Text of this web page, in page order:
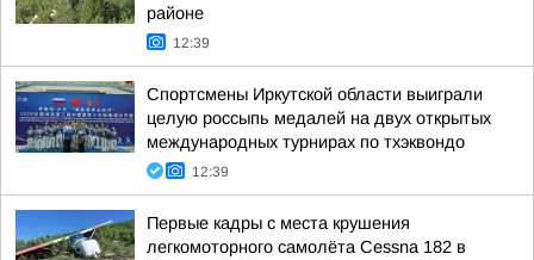
районе
12:39
Спортсмены Иркутской области выиграли
целую россыпь медалей на двух открытых
международных турнирах по тхэквондо
12:39
Первые кадры с места крушения
легкомоторного самолёта Cessna 182 в